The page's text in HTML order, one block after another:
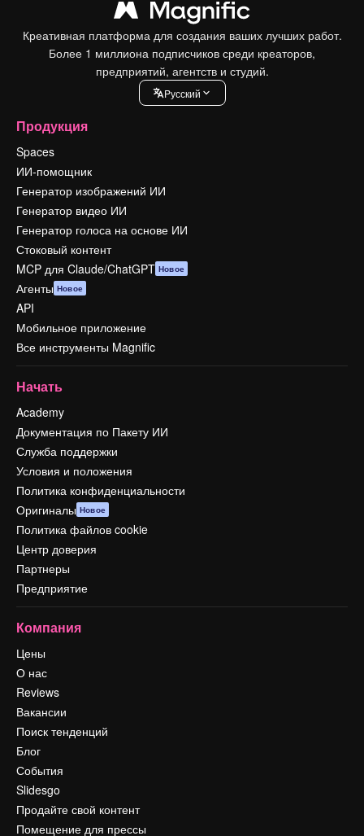
Креативная платформа для создания ваших лучших работ.
Более 1 миллиона подписчиков среди креаторов,
предприятий, агентств и студий.
Pусский
Продукция
Spaces
ИИ-помощник
Генератор изображений ИИ
Генератор видео ИИ
Генератор голоса на основе ИИ
Стоковый контент
MCP для Claude/ChatGPT Новое
Агенты Новое
API
Мобильное приложение
Все инструменты Magnific
Начать
Academy
Документация по Пакету ИИ
Служба поддержки
Условия и положения
Политика конфиденциальности
Оригиналы Новое
Политика файлов cookie
Центр доверия
Партнеры
Предприятие
Компания
Цены
О нас
Reviews
Вакансии
Поиск тенденций
Блог
События
Slidesgo
Продайте свой контент
Помещение для прессы